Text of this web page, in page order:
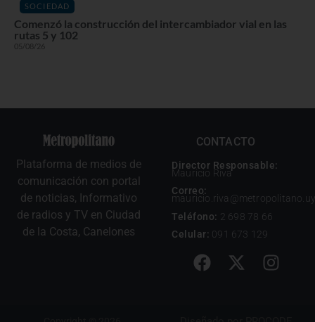
SOCIEDAD
Comenzó la construcción del intercambiador vial en las
rutas 5 y 102
05/08/26
Plataforma de medios de
comunicación con portal
de noticias, Informativo
de radios y TV en Ciudad
de la Costa, Canelones
CONTACTO
Director Responsable:
Mauricio Riva
Correo:
mauricio.riva@metropolitano.uy
Teléfono: 2 698 78 66
Celular: 091 673 129